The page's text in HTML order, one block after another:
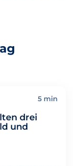
5 min
drei
und